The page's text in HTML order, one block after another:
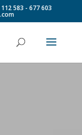
583 - 677 603